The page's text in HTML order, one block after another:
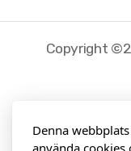
Copyright
Denna
använda cookies